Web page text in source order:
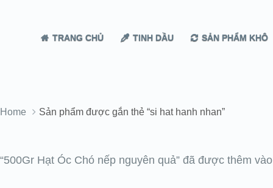
TRANG CHỦ TINH DẦU SẢN PHẨM KHÔ
Home Sản phẩm được gắn thẻ “si hat hanh nhan”
“500Gr Hạt Óc Chó nếp nguyên quả” đã được thêm